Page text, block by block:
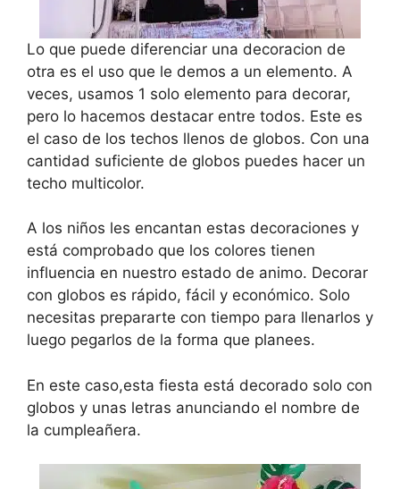
Lo que puede diferenciar una decoracion de
otra es el uso que le demos a un elemento. A
veces, usamos 1 solo elemento para decorar,
pero lo hacemos destacar entre todos. Este es
el caso de los techos llenos de globos. Con una
cantidad suficiente de globos puedes hacer un
techo multicolor.
A los niños les encantan estas decoraciones y
está comprobado que los colores tienen
influencia en nuestro estado de animo. Decorar
con globos es rápido, fácil y económico. Solo
necesitas prepararte con tiempo para llenarlos y
luego pegarlos de la forma que planees.
En este caso,esta fiesta está decorado solo con
globos y unas letras anunciando el nombre de
la cumpleañera.